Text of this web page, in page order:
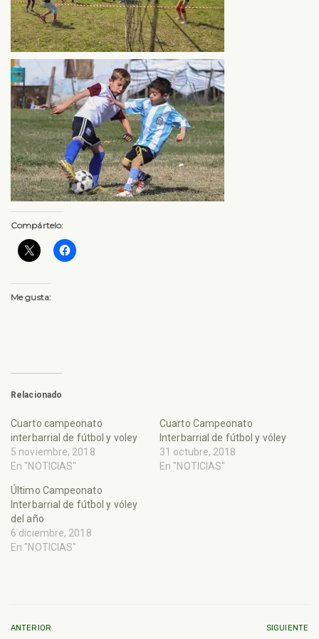
Compártelo:
Me gusta:
Relacionado
Cuarto campeonato
interbarrial de fútbol y voley
5 noviembre, 2018
En "NOTICIAS"
Cuarto Campeonato
Interbarrial de fútbol y vóley
31 octubre, 2018
En "NOTICIAS"
Último Campeonato
Interbarrial de fútbol y vóley
del año
6 diciembre, 2018
En "NOTICIAS"
ANTERIOR SIGUIENTE